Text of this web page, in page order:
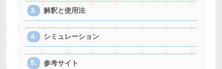
解釈と使用法
シミュレーション
参考サイト